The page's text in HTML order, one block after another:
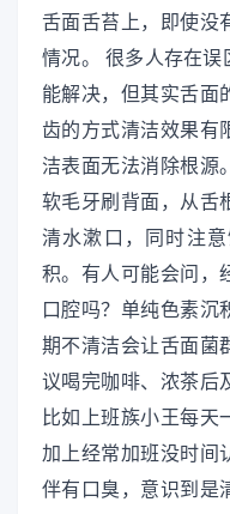
舌面舌苔上，即使没
情况。 很多人存在误
能解决，但其实舌面
齿的方式清洁效果有
洁表面无法消除根源
软毛牙刷背面，从舌
清水漱口，同时注
积。有人可能会问，
口腔吗？单纯色素沉
期不清洁会让舌面菌
议喝完咖啡、浓茶后
比如上班族小王每天
加上经常加班没时间
伴有口臭，意识到是